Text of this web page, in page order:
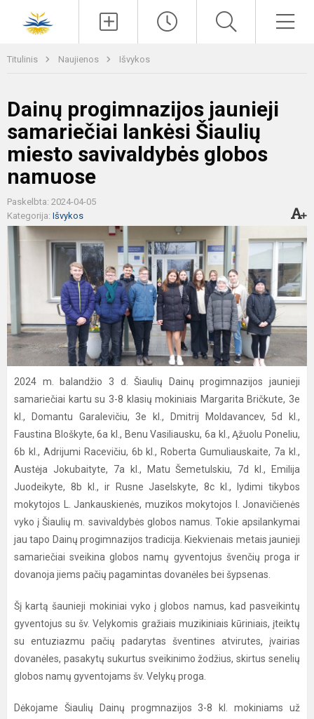
Titulinis Naujienos Išvykos
Dainų progimnazijos jaunieji
samariečiai lankėsi Šiaulių
miesto savivaldybės globos
namuose
Paskelbta: 2024-04-05
Kategorija: Išvykos
2024 m. balandžio 3 d. Šiaulių Dainų progimnazijos jaunieji
samariečiai kartu su 3-8 klasių mokiniais Margarita Bričkute, 3e
kl., Domantu Garalevičiu, 3e kl., Dmitrij Moldavancev, 5d kl.,
Faustina Bloškyte, 6a kl., Benu Vasiliausku, 6a kl., Ąžuolu Poneliu,
6b kl., Adrijumi Racevičiu, 6b kl., Roberta Gumuliauskaite, 7a kl.,
Austėja Jokubaityte, 7a kl., Matu Šemetulskiu, 7d kl., Emilija
Juodeikyte, 8b kl., ir Rusne Jaselskyte, 8c kl., lydimi tikybos
mokytojos L. Jankauskienės, muzikos mokytojos I. Jonavičienės
vyko į Šiaulių m. savivaldybės globos namus. Tokie apsilankymai
jau tapo Dainų progimnazijos tradicija. Kiekvienais metais jaunieji
samariečiai sveikina globos namų gyventojus švenčių proga ir
dovanoja jiems pačių pagamintas dovanėles bei šypsenas.
Šį kartą šaunieji mokiniai vyko į globos namus, kad pasveikintų
gyventojus su šv. Velykomis gražiais muzikiniais kūriniais, įteiktų
su entuziazmu pačių padarytas šventines atvirutes, įvairias
dovanėles, pasakytų sukurtus sveikinimo žodžius, skirtus senelių
globos namų gyventojams šv. Velykų proga.
Dėkojame Šiaulių Dainų progmnazijos 3-8 kl. mokiniams už